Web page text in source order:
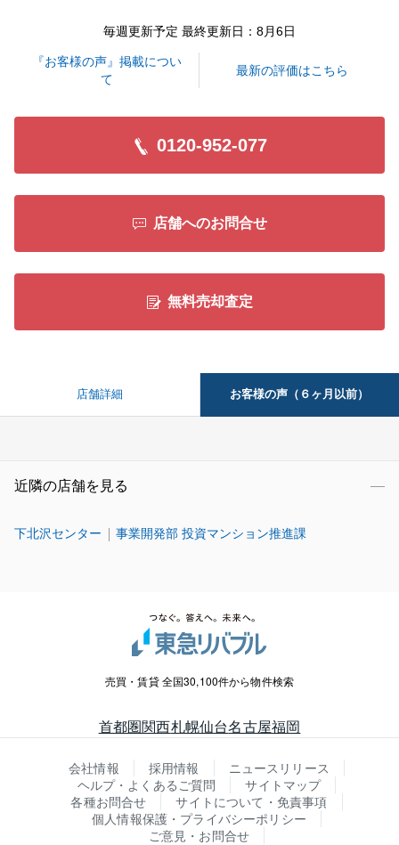
毎週更新予定 最終更新日：8月6日
『お客様の声』掲載につい
て
最新の評価はこちら
0120-952-077
店舗へのお問合せ
無料売却査定
店舗詳細 お客様の声（６ヶ月以前）
近隣の店舗を見る
下北沢センター 事業開発部 投資マンション推進課
売買・賃貸 全国30,100件から物件検索
首都圏関西札幌仙台名古屋福岡
会社情報 採用情報
ニュースリリース
ヘルプ・よくあるご質問
サイトマップ
各種お問合せ
サイトについて・免責事項
個人情報保護・プライバシーポリシー
ご意見・お問合せ